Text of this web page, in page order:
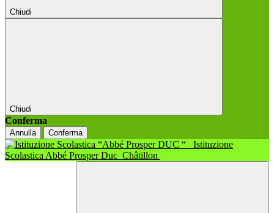
Chiudi
Chiudi
Conferma
Annulla Conferma
Istituzione
Scolastica Abbé Prosper Duc Châtillon